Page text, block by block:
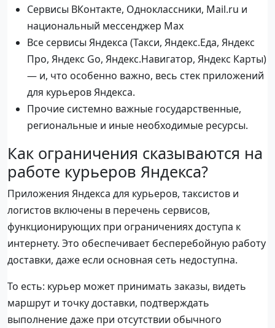
Сервисы ВКонтакте, Одноклассники, Mail.ru и
национальный мессенджер Max
Все сервисы Яндекса (Такси, Яндекс.Еда, Яндекс
Про, Яндекс Go, Яндекс.Навигатор, Яндекс Карты)
— и, что особенно важно, весь стек приложений
для курьеров Яндекса.
Прочие системно важные государственные,
региональные и иные необходимые ресурсы.
Как ограничения сказываются на
работе курьеров Яндекса?
Приложения Яндекса для курьеров, таксистов и
логистов включены в перечень сервисов,
функционирующих при ограничениях доступа к
интернету. Это обеспечивает бесперебойную работу
доставки, даже если основная сеть недоступна.
То есть: курьер может принимать заказы, видеть
маршрут и точку доставки, подтверждать
выполнение даже при отсутствии обычного